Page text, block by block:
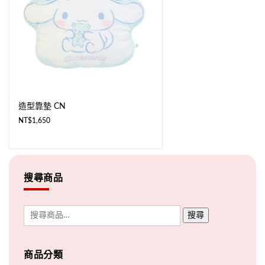
造型靠墊 CN
NT$1,650
搜尋商品
搜尋
商品分類